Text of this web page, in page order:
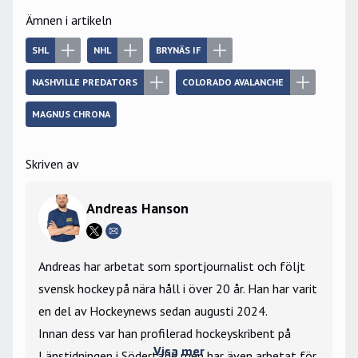
Ämnen i artikeln
SHL NHL BRYNÄS IF
NASHVILLE PREDATORS COLORADO AVALANCHE
MAGNUS CHRONA
Skriven av
Andreas Hanson
Andreas har arbetat som sportjournalist och följt
svensk hockey på nära håll i över 20 år. Han har varit
en del av Hockeynews sedan augusti 2024.
Innan dess var han profilerad hockeyskribent på
Visa mer